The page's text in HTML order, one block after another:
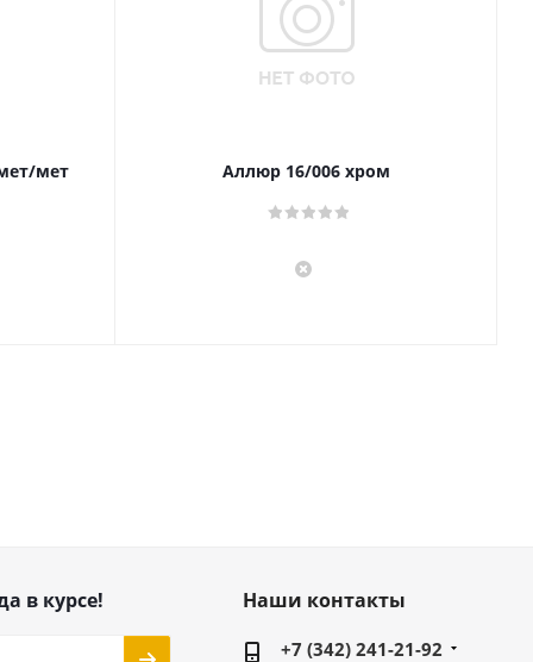
мет Аллюр 16/006 хром
в курсе! Наши контакты
+7 (342) 241-21-92